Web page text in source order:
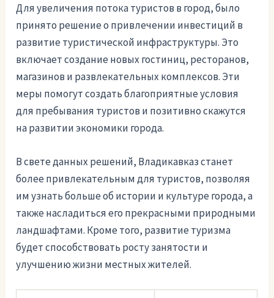
Для увеличения потока туристов в город, было
принято решение о привлечении инвестиций в
развитие туристической инфраструктуры. Это
включает создание новых гостиниц, ресторанов,
магазинов и развлекательных комплексов. Эти
меры помогут создать благоприятные условия
для пребывания туристов и позитивно скажутся
на развитии экономики города.
В свете данных решений, Владикавказ станет
более привлекательным для туристов, позволяя
им узнать больше об истории и культуре города, а
также насладиться его прекрасными природными
ландшафтами. Кроме того, развитие туризма
будет способствовать росту занятости и
улучшению жизни местных жителей.